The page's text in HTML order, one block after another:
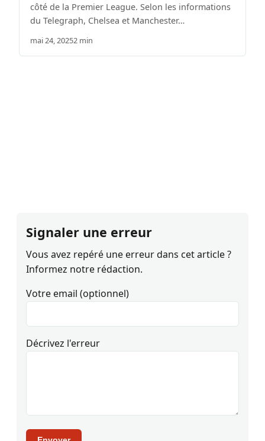
côté de la Premier League. Selon les informations
du Telegraph, Chelsea et Manchester…
mai 24, 20252 min
Signaler une erreur
Vous avez repéré une erreur dans cet article ?
Informez notre rédaction.
Votre email (optionnel)
Décrivez l'erreur